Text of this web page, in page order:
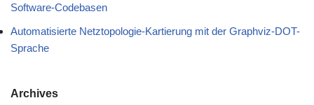
Software-Codebasen
Automatisierte Netztopologie-Kartierung mit der Graphviz-DOT-
Sprache
Archives